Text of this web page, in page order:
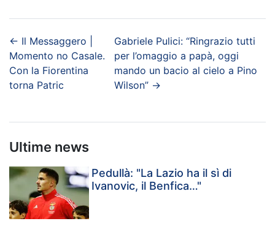
← Il Messaggero |
Momento no Casale.
Con la Fiorentina
torna Patric
Gabriele Pulici: “Ringrazio tutti
per l’omaggio a papà, oggi
mando un bacio al cielo a Pino
Wilson” →
Ultime news
Pedullà: "La Lazio ha il sì di
Ivanovic, il Benfica…"